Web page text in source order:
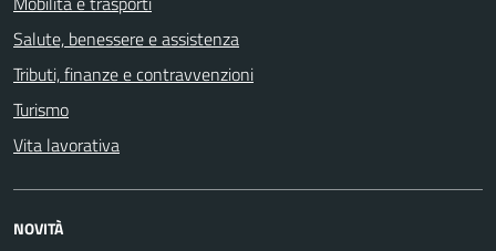
Salute, benessere e assistenza
Tributi, finanze e contravvenzioni
Turismo
Vita lavorativa
NOVITÀ